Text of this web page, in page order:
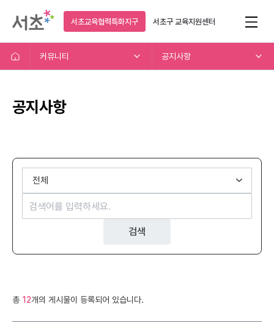
서초교육협력특화지구 서초구교육지원센터
커뮤니티 공지사항
공지사항
검색
총 12개의 게시물이 등록되어 있습니다.